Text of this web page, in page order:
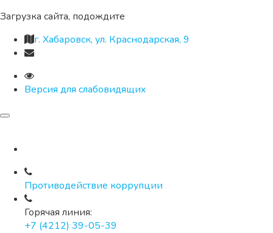
Загрузка сайта, подождите
г. Хабаровск, ул. Краснодарская, 9
Версия для слабовидящих
Противодействие коррупции
Горячая линия:
+7 (4212) 39-05-39